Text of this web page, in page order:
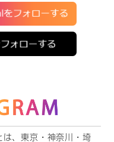
、東京・神奈川・埼